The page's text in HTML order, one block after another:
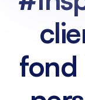
fond